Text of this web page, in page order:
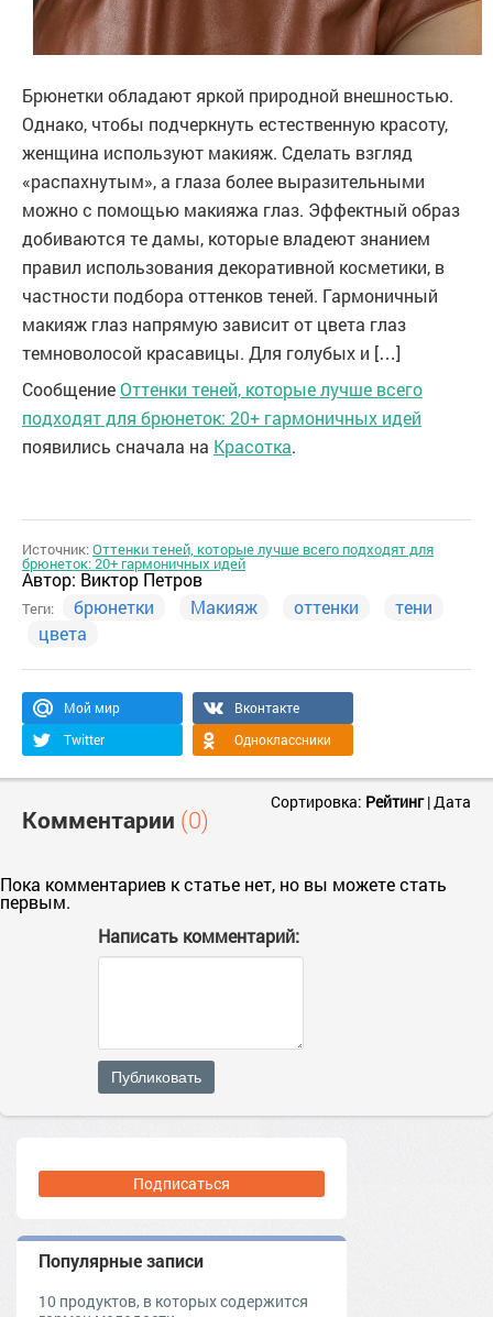
Брюнетки обладают яркой природной внешностью.
Однако, чтобы подчеркнуть естественную красоту,
женщина используют макияж. Сделать взгляд
«распахнутым», а глаза более выразительными
можно с помощью макияжа глаз. Эффектный образ
добиваются те дамы, которые владеют знанием
правил использования декоративной косметики, в
частности подбора оттенков теней. Гармоничный
макияж глаз напрямую зависит от цвета глаз
темноволосой красавицы. Для голубых и […]
СообщениеОттенки теней, которые лучше всего
подходят для брюнеток: 20+ гармоничных идей
появились сначала на Красотка.
Источник:Оттенки теней, которые лучше всего подходят для
брюнеток: 20+ гармоничных идей
Автор: Виктор Петров
Теги: брюнетки Макияж оттенки
тени
цвета
Мой мир
Вконтакте
Twitter
Одноклассники
Комментарии (0)
Сортировка: Рейтинг|Дата
Пока комментариев к статье нет, но вы можете стать
первым.
Написать комментарий:
Публиковать
Подписаться
Популярные записи
10 продуктов, в которых содержится